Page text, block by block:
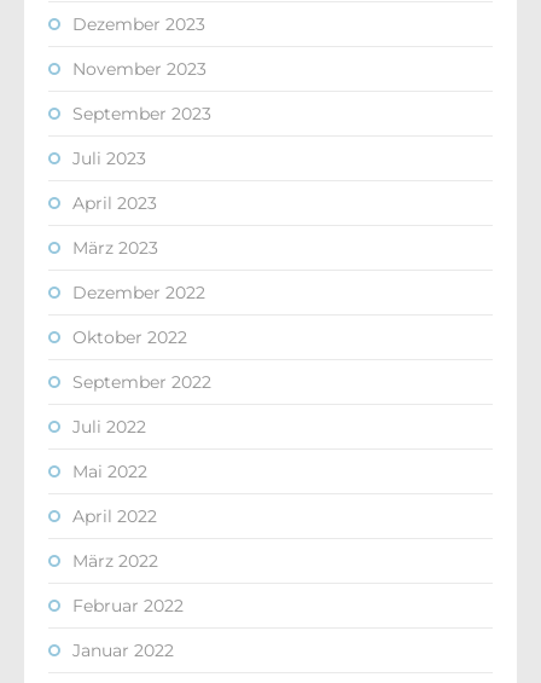
Dezember 2023
November 2023
September 2023
Juli 2023
April 2023
März 2023
Dezember 2022
Oktober 2022
September 2022
Juli 2022
Mai 2022
April 2022
März 2022
Februar 2022
Januar 2022